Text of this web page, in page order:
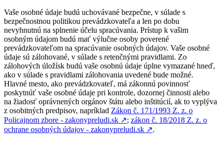
Vaše osobné údaje budú uchovávané bezpečne, v súlade s
bezpečnostnou politikou prevádzkovateľa a len po dobu
nevyhnutnú na splnenie účelu spracúvania. Prístup k vašim
osobným údajom budú mať výlučne osoby poverené
prevádzkovateľom na spracúvanie osobných údajov. Vaše osobné
údaje sú zálohované, v súlade s retenčnými pravidlami. Zo
zálohových úložísk budú vaše osobnú údaje úplne vymazané hneď,
ako v súlade s pravidlami zálohovania uvedené bude možné.
Hlavné mesto, ako prevádzkovateľ, má zákonnú povinnosť
poskytnúť vaše osobné údaje pri kontrole, dozornej činnosti alebo
na žiadosť oprávnených orgánov štátu alebo inštitúcií, ak to vyplýva
z osobitných predpisov, napríklad Zákon č. 171/1993 Z. z. o
Policajnom zbore - zakonypreludi.sk ↗︎; zákon č. 18/2018 Z. z. o
ochrane osobných údajov - zakonypreludi.sk ↗︎.